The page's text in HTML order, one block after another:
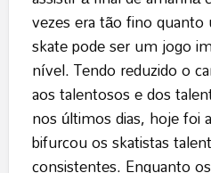
vezes era tão fino
skate pode ser um jogo
nível. Tendo reduzido o
aos talentosos e dos
nos últimos dias, hoje foi
bifurcou os skatistas
consistentes. Enquanto